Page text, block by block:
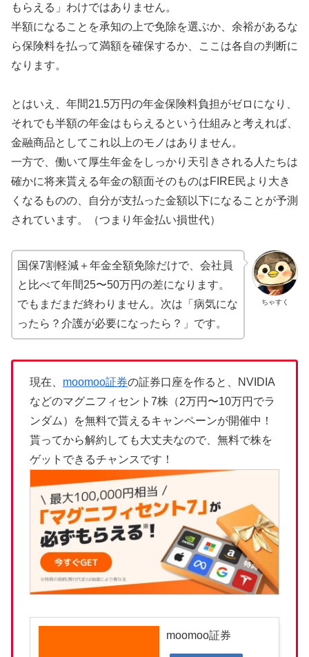
もらえる」わけではありません。
半額になることを承知の上で免除を選ぶか、余裕があるな
ら保険料を払って満額を確保するか、ここは各自の判断に
なります。
とはいえ、年間21.5万円の年金保険料負担がゼロになり、
それでも半額の年金はもらえるという仕組みと考えれば、
金融商品としてこれ以上のモノはありません。
一方で、働いて厚生年金をしっかり天引きされる人たちは
確かに将来貰える年金の額面そのものはFIRE民より大き
くなるものの、自分が支払った金額以下になることが予測
されています。（つまり年金払い損世代）
ちゃすく
国保7割軽減＋年金全額免除だけで、会社員
と比べて年間25〜50万円の差になります。
でもまだまだ終わりません。次は「病気にな
ったら？介護が必要になったら？」です。
現在、 moomoo証券の証券口座を作ると、NVIDIA
などのマグニフィセント7株（2万円〜10万円でラ
ンダム）を無料で貰えるキャンペーンが開催中！
貰ってから解約しても大丈夫なので、無料で株を
ゲットできるチャンスです！
moomoo証券